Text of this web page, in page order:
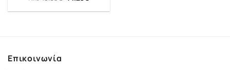
price
was: τιμή
Επικοινωνία